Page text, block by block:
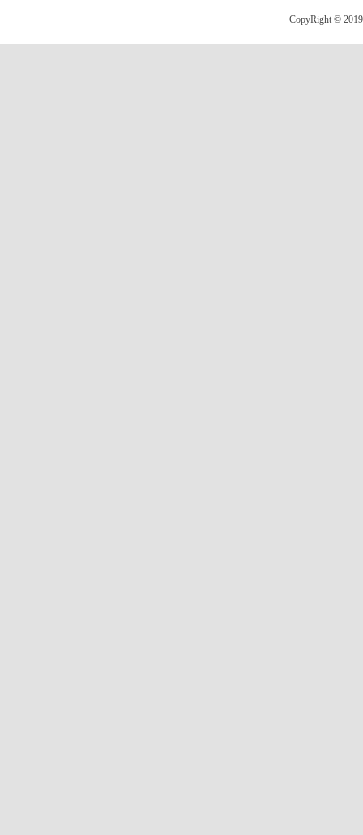
CopyRight ©